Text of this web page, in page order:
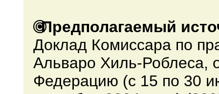
Предполагаемый
Доклад Комиссара по
Альваро Хиль-Роблеса,
Федерацию (с 15 по 30